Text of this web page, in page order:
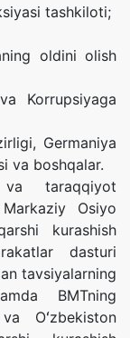
tashkiloti;
oldini olish
Korrupsiyaga
Germaniya
va boshqalar.
taraqqiyot
Osiyo
kurashish
dasturi
tavsiyalarning
BMTning
Oʻzbekiston